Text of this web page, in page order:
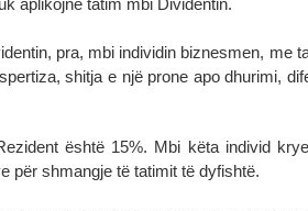
aplikojnë tatim mbi Dividentin.
pra, mbi individin biznesmen, me
shitja e një prone apo dhurimi,
është 15%. Mbi këta individ
për shmangje të tatimit të dyfishtë.